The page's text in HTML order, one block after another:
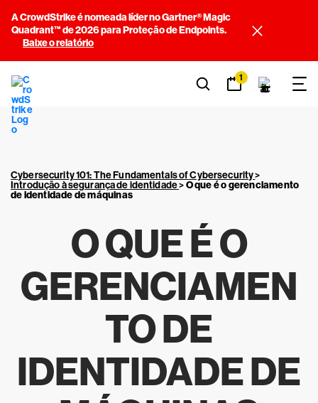
A CrowdStrike é nomeada líder no Gartner® Magic
Quadrant™ de 2026 para Proteção de Endpoints.
Baixe o relatório
1
Cybersecurity 101: The Fundamentals of Cybersecurity>
Introdução à segurança de identidade>O que é o gerenciamento
de identidade de máquinas
O QUE É O
GERENCIAMEN
TO DE
IDENTIDADE DE